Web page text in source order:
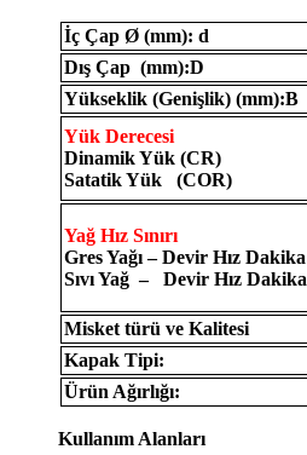
İç Çap Ø (mm): d
Dış Çap (mm):D
Yükseklik (Genişlik) (mm):B
Yük Derecesi
Dinamik Yük (CR)
Satatik Yük (COR)
Yağ Hız Sınırı
Gres Yağı – Devir Hız Dakika
Sıvı Yağ – Devir Hız Dakika
Misket türü ve Kalitesi
Kapak Tipi:
Ürün Ağırlığı:
Kullanım Alanları